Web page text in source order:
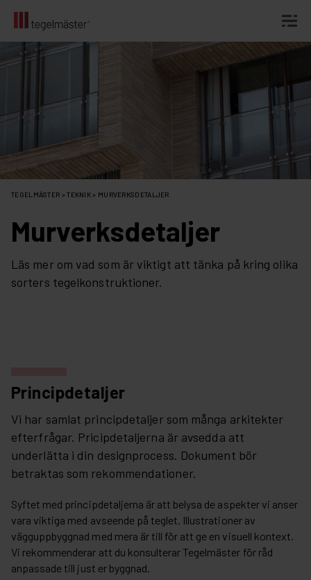
Fortsätt
till
TEGELMÄSTER >TEKNIK> MURVERKSDETALJER
Murverks­detaljer
Läs mer om vad som är viktigt att tänka på kring olika
sorters tegelkonstruktioner.
Principdetaljer
Vi har samlat principdetaljer som många arkitekter
efterfrågar. Pricipdetaljerna är avsedda att
underlätta i din designprocess. Dokument bör
betraktas som rekommendationer.
Syftet med principdetaljerna är att belysa de aspekter vi anser
vara viktiga med avseende på teglet. Illustrationer av
vägguppbyggnad med mera är till för att ge en visuell kontext.
Vi rekommenderar att du konsulterar Tegelmäster för råd
anpassade till just er byggnad.